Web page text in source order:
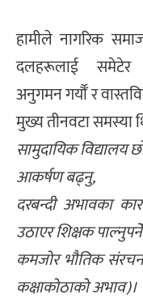
हामीले नागरिक
दलहरूलाई
अनुगमन गर्यौँ र
मुख्य तीनवटा समस्या
सामुदायिक विद्यालय
आकर्षण बढ्नु,
दरबन्दी अभावका
उठाएर शिक्षक
कमजोर भौतिक
कक्षाकोठाको अभाव)।